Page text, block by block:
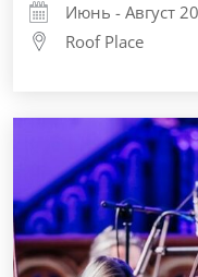
Июнь - Август
Roof Place